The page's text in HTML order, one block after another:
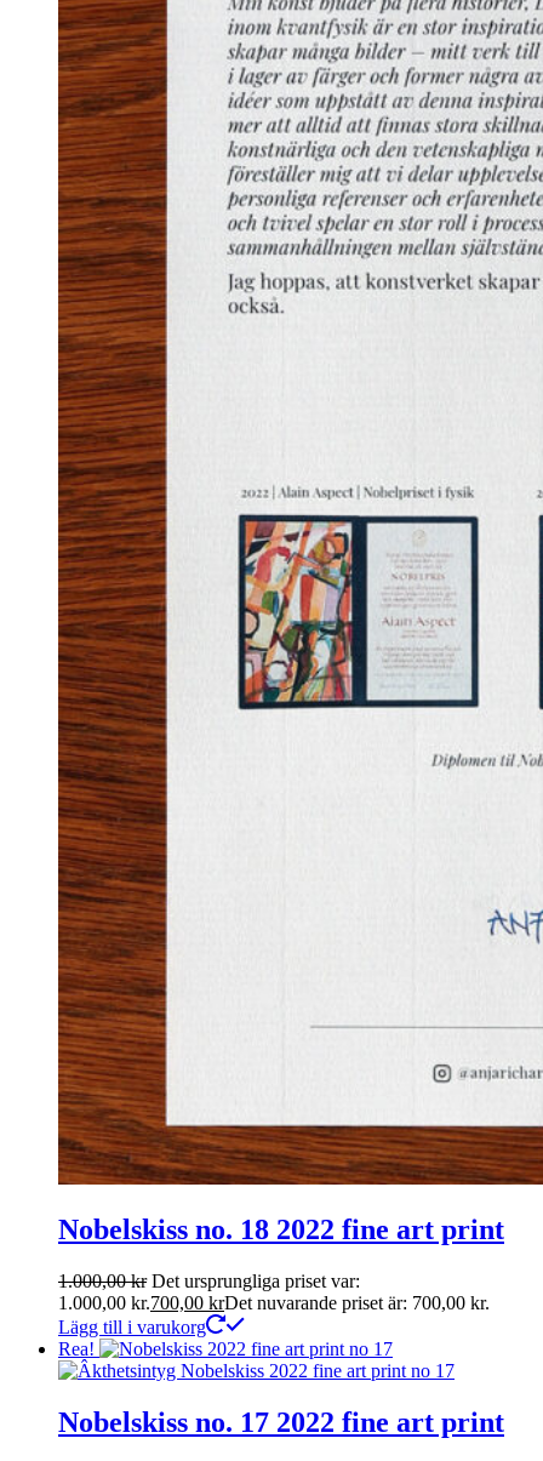
Nobelskiss no. 18 2022 fine art print
1.000,00kr Det ursprungliga priset var:
1.000,00 kr.700,00 krDet nuvarande priset är: 700,00 kr.
Lägg till i varukorg
Rea!
Nobelskiss no. 17 2022 fine art print